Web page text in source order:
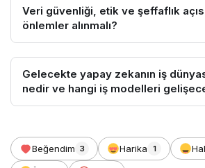
Veri güvenliği, etik ve şeffaflık
önlemler alınmalı?
Gelecekte yapay zekanın iş
nedir ve hangi iş modelleri
Beğendim 3 Harika 1